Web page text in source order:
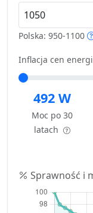
Polska: 950-1100
Inflacja cen
492 W
Moc po 30
latach
Sprawność i